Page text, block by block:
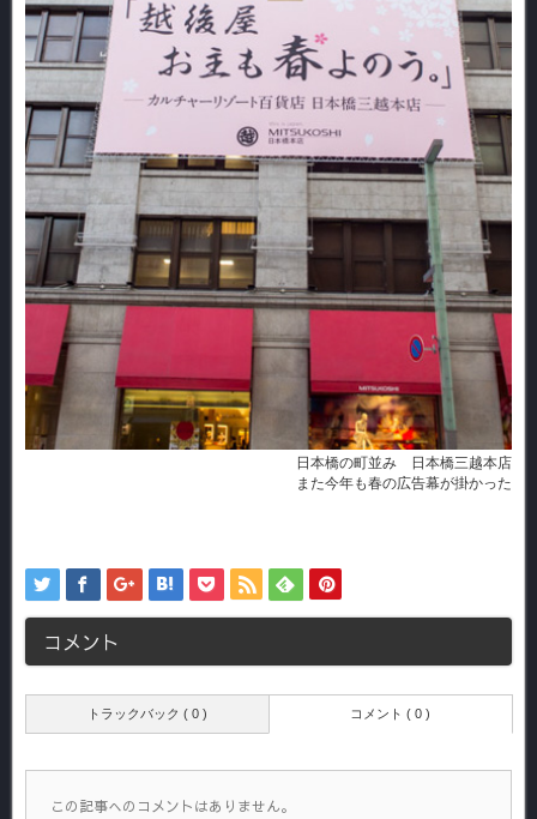
日本橋の町並み 日本橋三越本店
また今年も春の広告幕が掛かった
コメント
トラックバック ( 0 ) コメント ( 0 )
この記事へのコメントはありません。